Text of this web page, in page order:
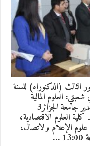
الثالث (الدكتوراه) للسنة
2024-2025 بجامعة الجزائر3 في شعبتي: العلوم المالية
والمحاسبية،علوم الإعلام والاتصال أشرف مدير جامعة الجزائر3
العلوم الاقتصادية،
علوم الإعلام والاتصال،